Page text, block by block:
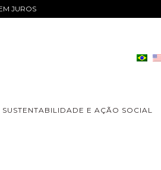
JUROS
SUSTENTABILIDADE E AÇÃO SOCIAL